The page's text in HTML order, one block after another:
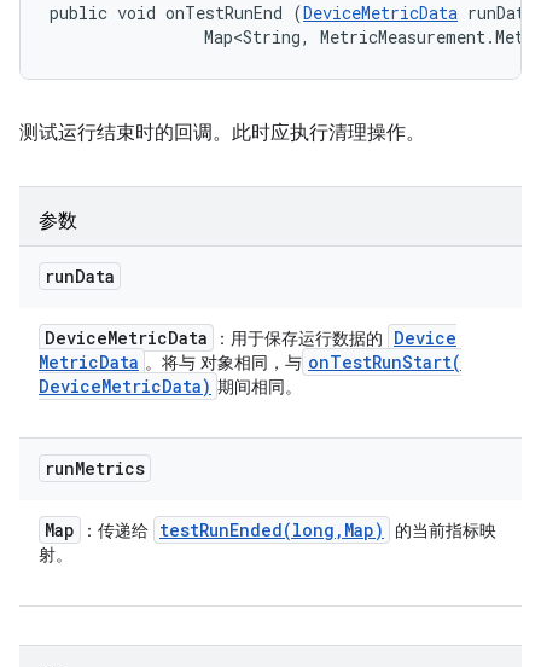
public void onTestRunEnd (DeviceMetricData
Map<String,
测试运行结束时的回调。此时应执行清理操作。
参数
runData
DeviceMetricData ：用于保存运行数据的
Device
MetricData 。将与 对象相同，与 onTestRunStart(
DeviceMetricData) 期间相同。
runMetrics
Map ：传递给 testRunEnded(long , Map)
的当前指标映
射。